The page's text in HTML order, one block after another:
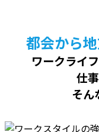
都会から
ワークライ
仕
そん